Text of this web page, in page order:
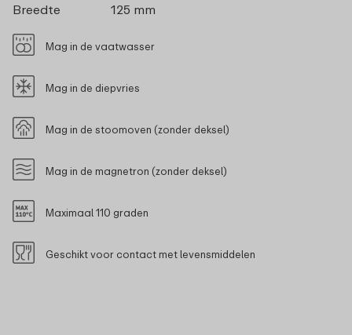
Breedte
125 mm
Mag in de vaatwasser
Mag in de diepvries
Mag in de stoomoven (zonder deksel)
Mag in de magnetron (zonder deksel)
Maximaal 110 graden
Geschikt voor contact met levensmiddelen